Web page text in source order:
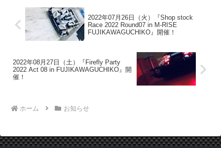
2022年07月26日（火）『Shop stock
Race 2022 Round07 in M-RISE
FUJIKAWAGUCHIKO』開催！
2022年08月27日（土）『Firefly Party
2022 Act 08 in FUJIKAWAGUCHIKO』開
催！
ホーム お知らせ